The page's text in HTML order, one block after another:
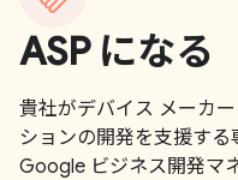
ASP になる
貴社がデバイス メーカ
ションの開発を支援する
Google ビジネス開発マ